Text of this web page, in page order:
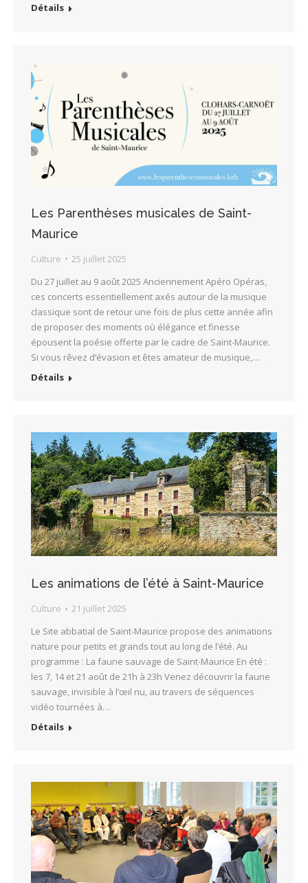
Détails
Les Parenthèses musicales de Saint-
Maurice
Culture
25 juillet 2025
Du 27 juillet au 9 août 2025 Anciennement Apéro Opéras,
ces concerts essentiellement axés autour de la musique
classique sont de retour une fois de plus cette année afin
de proposer des moments où élégance et finesse
épousent la poésie offerte par le cadre de Saint-Maurice.
Si vous rêvez d’évasion et êtes amateur de musique,…
Détails
Les animations de l’été à Saint-Maurice
Culture
21 juillet 2025
Le Site abbatial de Saint-Maurice propose des animations
nature pour petits et grands tout au long de l’été. Au
programme : La faune sauvage de Saint-Maurice En été :
les 7, 14 et 21 août de 21h à 23h Venez découvrir la faune
sauvage, invisible à l’œil nu, au travers de séquences
vidéo tournées à…
Détails